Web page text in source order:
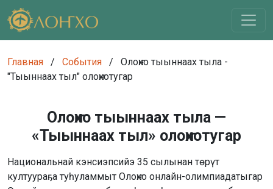
Главная / События /
Олоҥхо тыыннаах тыла -
"Тыыннаах тыл" олоҥхотугар
Олоҥхо тыыннаах тыла —
«Тыыннаах тыл» олоҥхотугар
Национальнай кэнсиэпсийэ 35 сылынан төрүт
култуураҕа туһуламмыт Олоҥхо онлайн-олимпиадатыгар